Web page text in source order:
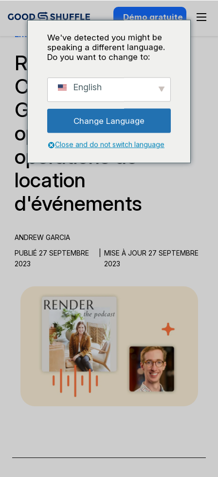
Démo gratuite
Entreprises Et Croissance
Render Podcast :
Comment
Goodshuffle Pro
optimise les
opérations de
location
d'événements
ANDREW GARCIA
PUBLIÉ 27 SEPTEMBRE
2023
MISE À JOUR 27 SEPTEMBRE
2023
We've detected you might be
speaking a different language.
Do you want to change to:
English
Change Language
Close and do not switch language